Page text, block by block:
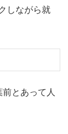
しながら就
とあって人